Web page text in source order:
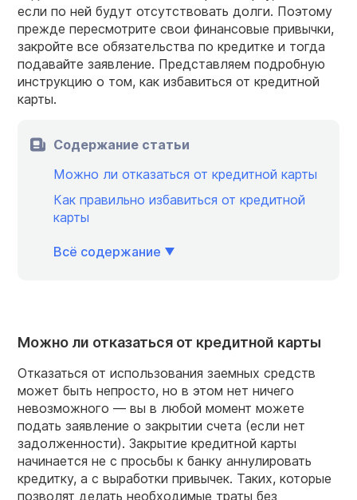
если по ней будут отсутствовать долги. Поэтому
прежде пересмотрите свои финансовые привычки,
закройте все обязательства по кредитке и тогда
подавайте заявление. Представляем подробную
инструкцию о том, как избавиться от кредитной
карты.
Содержание статьи
Можно ли отказаться от кредитной карты
Как правильно избавиться от кредитной
карты
Всё содержание
Можно ли отказаться от кредитной карты
Отказаться от использования заемных средств
может быть непросто, но в этом нет ничего
невозможного — вы в любой момент можете
подать заявление о закрытии счета (если нет
задолженности). Закрытие кредитной карты
начинается не с просьбы к банку аннулировать
кредитку, а с выработки привычек. Таких, которые
позволят делать необходимые траты без